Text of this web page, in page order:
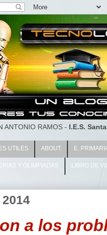
ANTONIO RAMOS - I.E.S.
UTILES ABOUT E.
Y OLIMPIADAS LIBRO DE
a los